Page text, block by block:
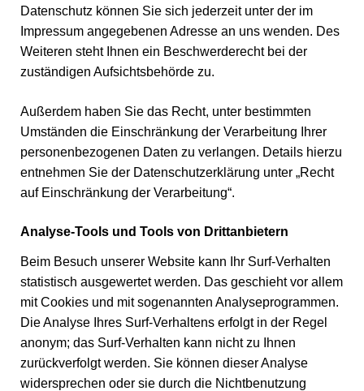
Datenschutz können Sie sich jederzeit unter der im
Impressum angegebenen Adresse an uns wenden. Des
Weiteren steht Ihnen ein Beschwerderecht bei der
zuständigen Aufsichtsbehörde zu.
Außerdem haben Sie das Recht, unter bestimmten
Umständen die Einschränkung der Verarbeitung Ihrer
personenbezogenen Daten zu verlangen. Details hierzu
entnehmen Sie der Datenschutzerklärung unter „Recht
auf Einschränkung der Verarbeitung“.
Analyse-Tools und Tools von Drittanbietern
Beim Besuch unserer Website kann Ihr Surf-Verhalten
statistisch ausgewertet werden. Das geschieht vor allem
mit Cookies und mit sogenannten Analyseprogrammen.
Die Analyse Ihres Surf-Verhaltens erfolgt in der Regel
anonym; das Surf-Verhalten kann nicht zu Ihnen
zurückverfolgt werden. Sie können dieser Analyse
widersprechen oder sie durch die Nichtbenutzung